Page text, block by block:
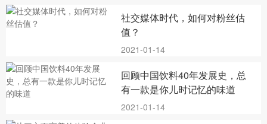
社交媒体时代，如何对粉丝估
值？
2021-01-14
回顾中国饮料40年发展史，总
有一款是你儿时记忆的味道
2021-01-14